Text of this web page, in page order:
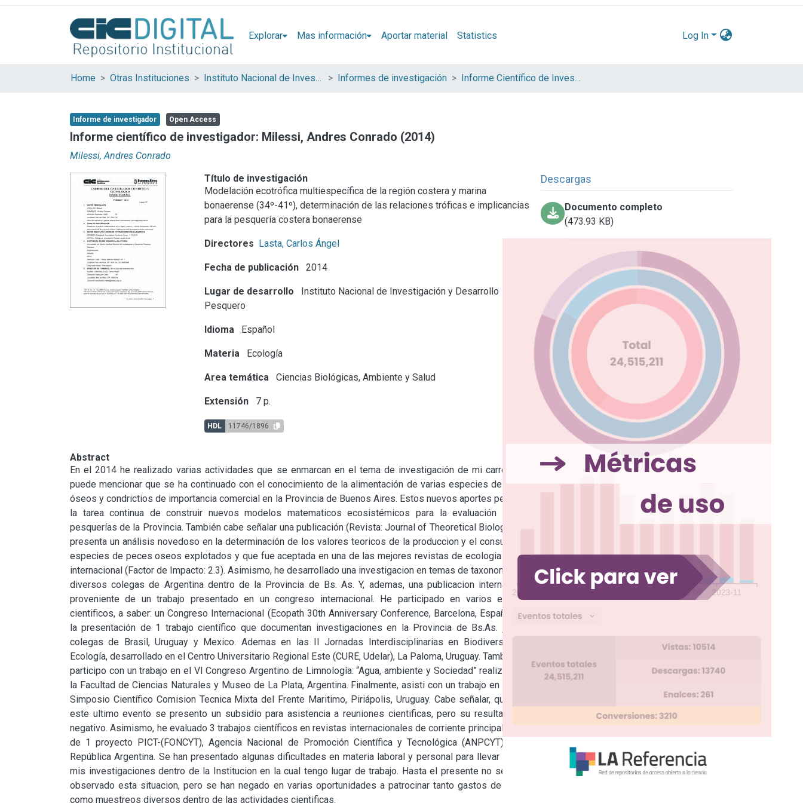
Explorar Mas información Aportar material Statistics Log In
Home Otras Instituciones Instituto Nacional de Investigación y Desarrollo Pesquero (INIDEP) Informes de investigación Informe Científico de Investigador
Informe de investigador Open Access
Informe científico de investigador: Milessi, Andres Conrado (2014)
Milessi, Andres Conrado
Título de investigación
Modelación ecotrófica multiespecífica de la región costera y marina
bonaerense (34º-41º), determinación de las relaciones tróficas e implicancias
para la pesquería costera bonaerense
Directores Lasta, Carlos Ángel
Fecha de publicación 2014
Lugar de desarrollo
Instituto Nacional de Investigación y Desarrollo
Pesquero
Idioma Español
Materia Ecología
Area temática Ciencias Biológicas, Ambiente y Salud
Extensión 7 p.
HDL 11746/1896
Descargas
Documento completo
(473.93 KB)
Abstract
En el 2014 he realizado varias actividades que se enmarcan en el tema de investigación de mi carrera. Se
puede mencionar que se ha continuado con el conocimiento de la alimentación de varias especies de peces
óseos y condrictios de importancia comercial en la Provincia de Buenos Aires. Estos nuevos aportes permiten
la tarea continua de construir nuevos modelos matematicos ecosistémicos para la evaluación de las
pesquerías de la Provincia. También cabe señalar una publicación (Revista: Journal of Theoretical Biology) que
presenta un análisis novedoso en la determinación de los valores teoricos de la produccion y el consumo en
especies de peces oseos explotados y que fue aceptada en una de las mejores revistas de ecologia a nivel
internacional (Factor de Impacto: 2.3). Asimismo, he desarrollado una investigacion en temas de taxonomía con
diversos colegas de Argentina dentro de la Provincia de Bs. As. Y, ademas, una publicacion internacional
proveniente de un trabajo presentado en un congreso internacional. He participado en varios eventos
cientificos, a saber: un Congreso Internacional (Ecopath 30th Anniversary Conference, Barcelona, España) con
la presentación de 1 trabajo científico que documentan investigaciones en la Provincia de Bs.As. junto a
colegas de Brasil, Uruguay y Mexico. Ademas en las II Jornadas Interdisciplinarias en Biodiversidad y
Ecología, desarrollado en el Centro Universitario Regional Este (CURE, Udelar), La Paloma, Uruguay. Tambien se
participo con un trabajo en el VI Congreso Argentino de Limnología: “Agua, ambiente y Sociedad” realizado en
la Facultad de Ciencias Naturales y Museo de La Plata, Argentina. Finalmente, asisti con un trabajo en el XVII
Simposio Científico Comision Tecnica Mixta del Frente Maritimo, Piriápolis, Uruguay. Cabe señalar, que para
este ultimo evento se presento un subsidio para asistencia a reuniones cientificas, pero su resultado fue
negativo. Asimismo, he evaluado 3 trabajos científicos en revistas internacionales de corriente principal (ISI) y
de 1 proyecto PICT-(FONCYT), Agencia Nacional de Promoción Científica y Tecnológica (ANPCYT) de la
República Argentina. Se han presentado algunas dificultades en materia laboral y personal para llevar a cabo
mis investigaciones dentro de la Institucion en la cual tengo lugar de trabajo. Hasta el presente no se habia
observado esta situacion, pero se han negado en varias oportunidades a patrocinar tanto gastos de viajes,
como muestreos diversos dentro de las actividades cientificas.